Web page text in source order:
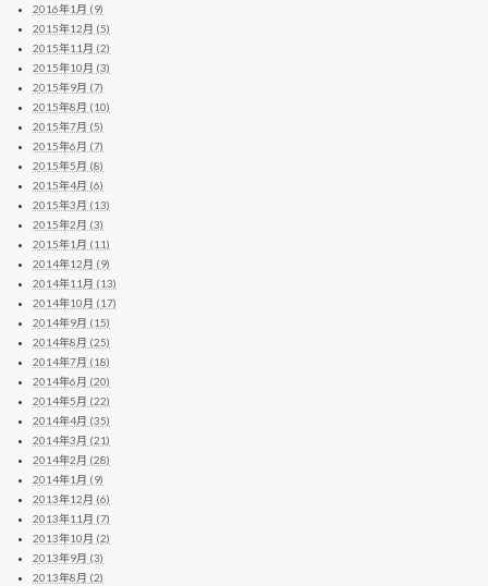
2016年1月 (9)
2015年12月 (5)
2015年11月 (2)
2015年10月 (3)
2015年9月 (7)
2015年8月 (10)
2015年7月 (5)
2015年6月 (7)
2015年5月 (8)
2015年4月 (6)
2015年3月 (13)
2015年2月 (3)
2015年1月 (11)
2014年12月 (9)
2014年11月 (13)
2014年10月 (17)
2014年9月 (15)
2014年8月 (25)
2014年7月 (18)
2014年6月 (20)
2014年5月 (22)
2014年4月 (35)
2014年3月 (21)
2014年2月 (28)
2014年1月 (9)
2013年12月 (6)
2013年11月 (7)
2013年10月 (2)
2013年9月 (3)
2013年8月 (2)